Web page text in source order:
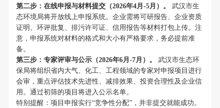
第二步：在线申报与材料提交（2026年4月-5月）。
武汉市生
态环境局将开放线上申报系统。企业需将可研报告、企业资质
证明、环评批复、排污许可证、信用报告等材料打包上传。注
意，申报系统对材料的格式和大小有严格要求，务必提前准
备。
第三步：专家评审与公示（2026年6月-7月）。
武汉市生态环
保局将组织省内大气、化工、工程领域的专家对申报项目进行
会审，重点评估技术先进性、减排效果、投资合理性及企业信
用。通过初筛的项目将进入公示名单。
特别提醒：项目申报实行“竞争性分配”，并非提交就能成功。